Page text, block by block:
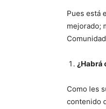
Pues está
mejorado;
¿Habrá
Como les
contenido